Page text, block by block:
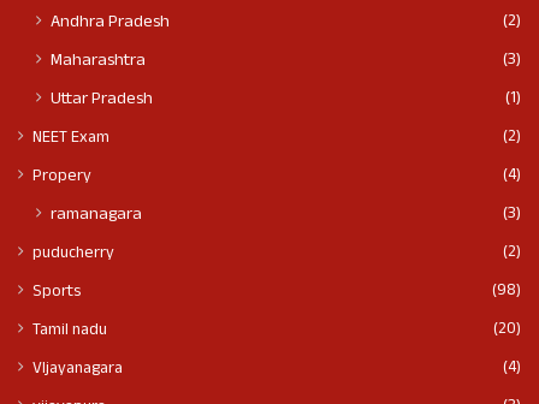
Andhra Pradesh
(2)
Maharashtra
(3)
Uttar Pradesh
(1)
NEET Exam
(2)
Propery
(4)
ramanagara (3)
puducherry
(2)
Sports
(98)
Tamil nadu
(20)
VIjayanagara
(4)